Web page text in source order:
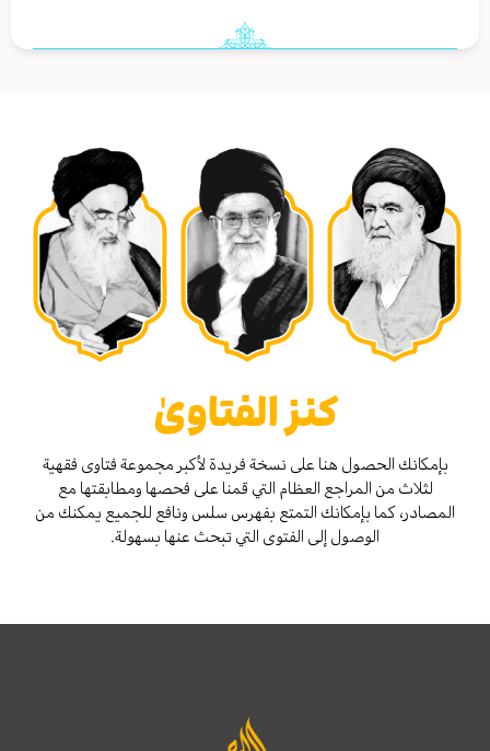
كنز الفتاوىٰ
بإمكانك الحصول هنا على نسخة فريدة لأكبر مجموعة فتاوى فقهية
لثلاث من المراجع العظام التي قمنا على فحصها ومطابقتها مع
المصادر، كما بإمكانك التمتع بفهرس سلس ونافع للجميع يمكنك من
الوصول إلى الفتوى التي تبحث عنها بسهولة.